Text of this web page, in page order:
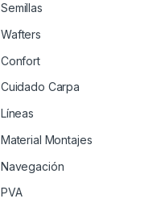
Semillas
Wafters
Confort
Cuidado Carpa
Líneas
Material Montajes
Navegación
PVA